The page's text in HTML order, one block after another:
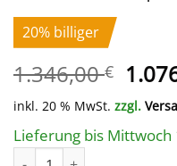
20% billiger
1.346,00€
Preis
war:
inkl. 20 % MwSt. zzgl.
Lieferung bis Mittwoch
Einzelbecken Stahl­wand-